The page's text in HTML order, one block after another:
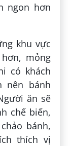
ngon hơn
khu vực
mỏng
có khách
nên bánh
ăn sẽ
chế biến,
bánh,
thích vị